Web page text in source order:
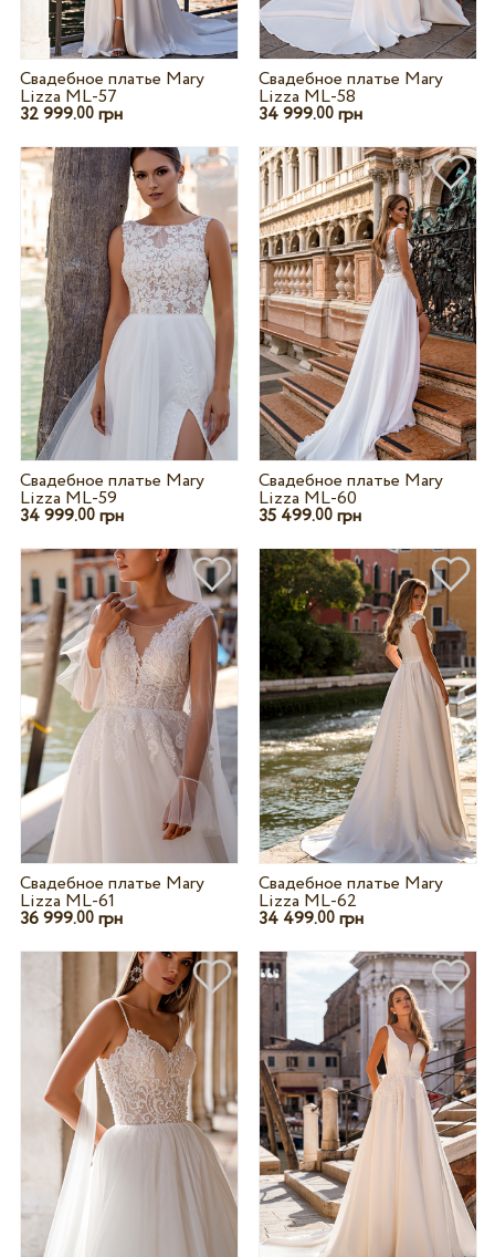
Свадебное платье Mary
Lizza ML-57
32 999.00грн
Свадебное платье Mary
Lizza ML-58
34 999.00 грн
Свадебное платье Mary
Lizza ML-59
34 999.00грн
Свадебное платье Mary
Lizza ML-60
35 499.00 грн
Свадебное платье Mary
Lizza ML-61
36 999.00грн
Свадебное платье Mary
Lizza ML-62
34 499.00 грн